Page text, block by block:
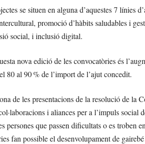
se situen en alguna d’aquestes 7 línies
promoció d’hàbits saludables i
social, i inclusió digital.
nova edició de les convocatòries és
80 al 90 % de l’import de l’ajut concedit.
de les presentacions de la resolució de
i aliances per a l’impuls
persones que passen dificultats o es troben
fan possible el desenvolupament de